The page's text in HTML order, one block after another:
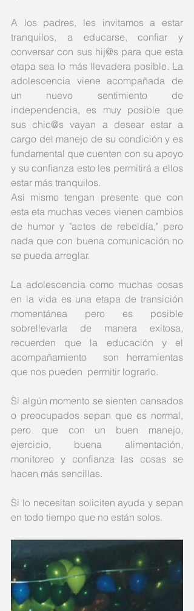
A los padres, les invitamos a estar
tranquilos, a educarse, confiar y
conversar con sus hij@s para que esta
etapa sea lo más llevadera posible. La
adolescencia viene acompañada de
un nuevo sentimiento de
independencia, es muy posible que
sus chic@s vayan a desear estar a
cargo del manejo de su condición y es
fundamental que cuenten con su apoyo
y su confianza esto les permitirá a ellos
estar más tranquilos.
Así mismo tengan presente que con
esta eta muchas veces vienen cambios
de humor y "actos de rebeldía," pero
nada que con buena comunicación no
se pueda arreglar.
La adolescencia como muchas cosas
en la vida es una etapa de transición
momentánea pero es posible
sobrellevarla de manera exitosa,
recuerden que la educación y el
acompañamiento  son herramientas
que nos pueden  permitir lograrlo.
Si algún momento se sienten cansados
o preocupados sepan que es normal,
pero que con un buen manejo,
ejercicio, buena alimentación,
monitoreo y confianza las cosas se
hacen más sencillas.
Si lo necesitan soliciten ayuda y sepan
en todo tiempo que no están solos.